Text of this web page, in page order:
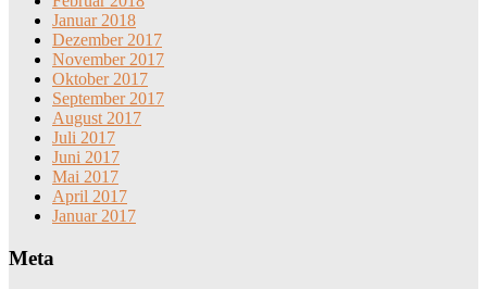
Januar 2018
Dezember 2017
November 2017
Oktober 2017
September 2017
August 2017
Juli 2017
Juni 2017
Mai 2017
April 2017
Januar 2017
Meta